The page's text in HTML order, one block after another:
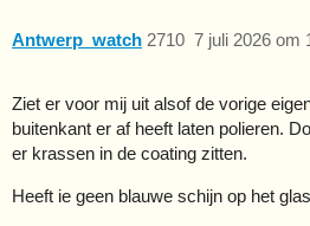
Antwerp_watch 7 juli 2026 om
2710
Ziet er voor mij uit alsof de vorige
buitenkant er af heeft laten polieren.
er krassen in de coating zitten.
Heeft ie geen blauwe schijn op het